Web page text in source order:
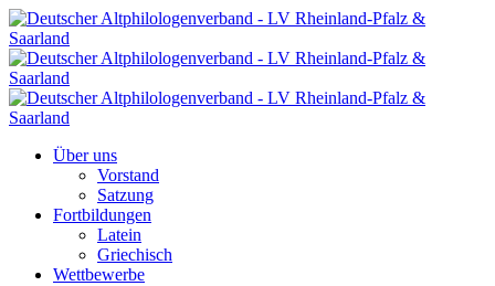
Über uns
Vorstand
Satzung
Fortbildungen
Latein
Griechisch
Wettbewerbe